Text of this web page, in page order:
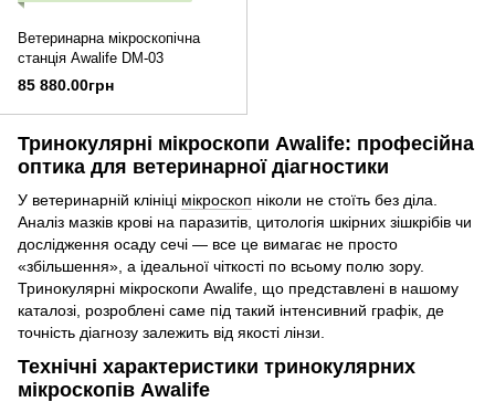
Ветеринарна мікроскопічна
станція Awalife DM-03
85 880.00грн
Тринокулярні мікроскопи Awalife: професійна
оптика для ветеринарної діагностики
У ветеринарній клініці мікроскоп ніколи не стоїть без діла.
Аналіз мазків крові на паразитів, цитологія шкірних зішкрібів чи
дослідження осаду сечі — все це вимагає не просто
«збільшення», а ідеальної чіткості по всьому полю зору.
Тринокулярні мікроскопи Awalife, що представлені в нашому
каталозі, розроблені саме під такий інтенсивний графік, де
точність діагнозу залежить від якості лінзи.
Технічні характеристики тринокулярних
мікроскопів Awalife